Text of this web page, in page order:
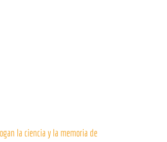
la ciencia y la memoria de